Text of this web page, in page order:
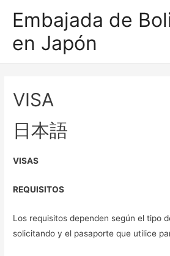
Embajada de
en Japón
VISA
日本語
VISAS
REQUISITOS
Los requisitos dependen según el tipo
solicitando y el pasaporte que utilice